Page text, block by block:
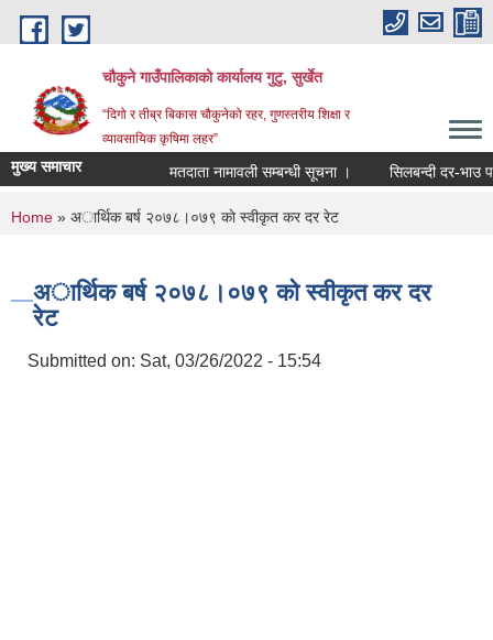
Skip to main content
चौकुने गाउँपालिकाकाे कार्यालय गुटु, सुर्खेत
“दिगो र तीब्र बिकास चौकुनेको रहर, गुणस्तरीय शिक्षा र
व्यावसायिक कृषिमा लहर”
मुख्य समाचार मतदाता नामावली सम्बन्धी सूचना । सिलबन्दी दर-भाउ
You are here
Home » अार्थिक बर्ष २०७८।०७९ काे स्वीकृत कर दर रेट
अार्थिक बर्ष २०७८।०७९ काे स्वीकृत कर दर
रेट
Submitted on: Sat, 03/26/2022 - 15:54